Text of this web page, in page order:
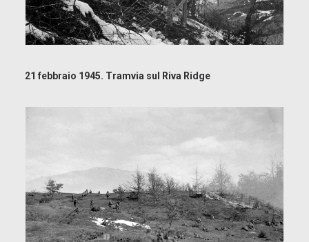
21 febbraio 1945. Tramvia sul Riva Ridge